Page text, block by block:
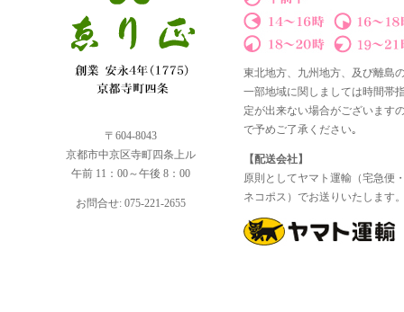
〒604-8043
京都市中京区寺町四条上ル
午前 11：00～午後 8：00
お問合せ: 075-221-2655
東北地方、九州地方、及び離島
一部地域に関しましては時間帯
定が出来ない場合がございます
で予めご了承ください｡
【配送会社】
原則としてヤマト運輸（宅急便
ネコポス）でお送りいたします